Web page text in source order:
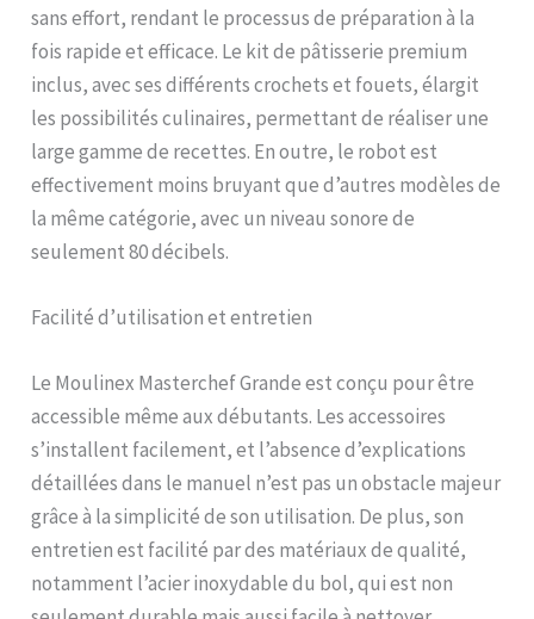
sans effort, rendant le processus de préparation à la
fois rapide et efficace. Le kit de pâtisserie premium
inclus, avec ses différents crochets et fouets, élargit
les possibilités culinaires, permettant de réaliser une
large gamme de recettes. En outre, le robot est
effectivement moins bruyant que d’autres modèles de
la même catégorie, avec un niveau sonore de
seulement 80 décibels.
Facilité d’utilisation et entretien
Le Moulinex Masterchef Grande est conçu pour être
accessible même aux débutants. Les accessoires
s’installent facilement, et l’absence d’explications
détaillées dans le manuel n’est pas un obstacle majeur
grâce à la simplicité de son utilisation. De plus, son
entretien est facilité par des matériaux de qualité,
notamment l’acier inoxydable du bol, qui est non